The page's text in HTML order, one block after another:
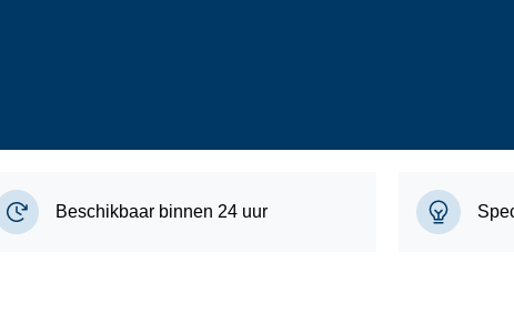
Beschikbaar binnen 24 uur